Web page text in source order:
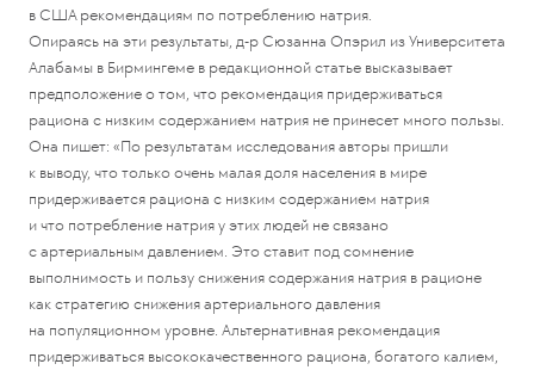
в США рекомендациям по потреблению натрия.
Опираясь на эти результаты, д-р Сюзанна Опэрил из Университета
Алабамы в Бирмингеме в редакционной статье высказывает
предположение о том, что рекомендация придерживаться
рациона с низким содержанием натрия не принесет много пользы.
Она пишет: «По результатам исследования авторы пришли
к выводу, что только очень малая доля населения в мире
придерживается рациона с низким содержанием натрия
и что потребление натрия у этих людей не связано
с артериальным давлением. Это ставит под сомнение
выполнимость и пользу снижения содержания натрия в рационе
как стратегию снижения артериального давления
на популяционном уровне. Альтернативная рекомендация
придерживаться высококачественного рациона, богатого калием,